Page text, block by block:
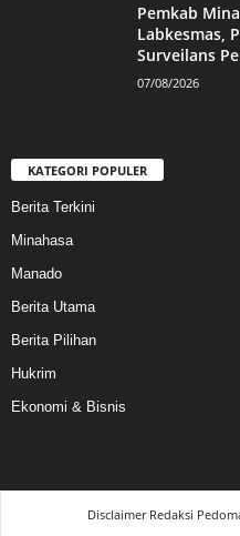
Pemkab
Labkesmas,
Surveilans
07/08/2026
KATEGORI POPULER
Berita Terkini
Minahasa
Manado
Berita Utama
Berita Pilihan
Hukrim
Ekonomi & Bisnis
Disclaimer Redaksi